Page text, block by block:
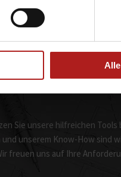
Sie unsere hilfreichen
unserem Know-How sind
freuen uns auf Ihre